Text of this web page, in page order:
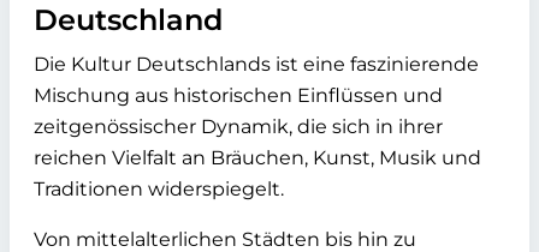
Deutschland
Die Kultur Deutschlands ist eine faszinierende
Mischung aus historischen Einflüssen und
zeitgenössischer Dynamik, die sich in ihrer
reichen Vielfalt an Bräuchen, Kunst, Musik und
Traditionen widerspiegelt.
Von mittelalterlichen Städten bis hin zu